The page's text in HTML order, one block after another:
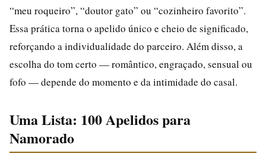
“meu roqueiro”, “doutor gato” ou “cozinheiro favorito”.
Essa prática torna o apelido único e cheio de significado,
reforçando a individualidade do parceiro. Além disso, a
escolha do tom certo — romântico, engraçado, sensual ou
fofo — depende do momento e da intimidade do casal.
Uma Lista: 100 Apelidos para
Namorado